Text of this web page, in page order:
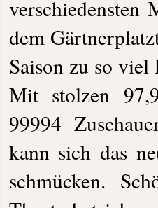
verschiedensten
dem
Saison zu so
Mit stolzen
99994
kann sich das
schmücken.